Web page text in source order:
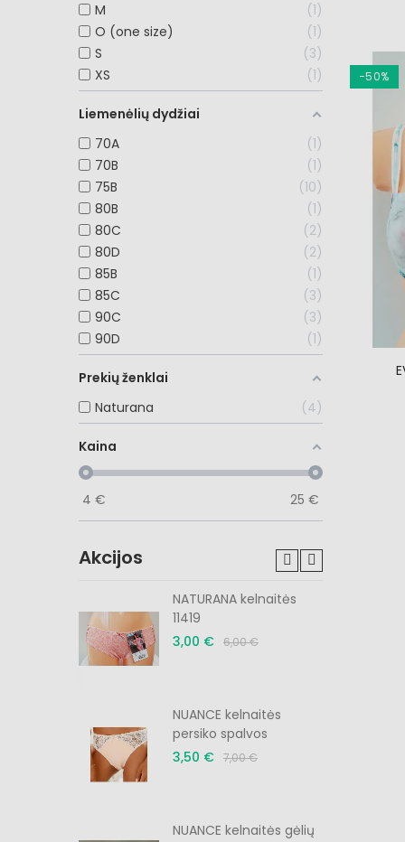
−50%
M
1
O (one size)
1
S
3
XS
1
Liemenėlių dydžiai
70A
1
70B
1
75B
10
80B
1
80C
2
80D
2
85B
1
85C
3
90C
3
90D
1
Prekių ženklai
Naturana
4
Kaina
4 € 25 €
Akcijos
NATURANA kelnaitės
11419
3,00 € 6,00 €
NUANCE kelnaitės
persiko spalvos
3,50 € 7,00 €
NUANCE kelnaitės gėlių